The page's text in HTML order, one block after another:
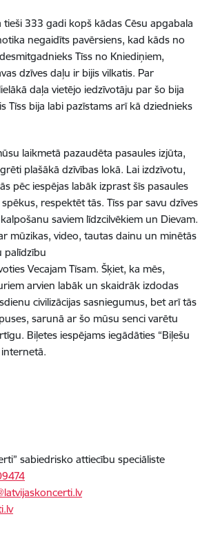
333 gadi kopš kādas Cēsu apgabala
negaidīts pavērsiens, kad kāds no
Tīss no Kniediņiem,
dzīves daļu ir bijis vilkatis. Par
daļa vietējo iedzīvotāju par šo bija
Tīss bija labi pazīstams arī kā dziednieks
laikmetā pazaudēta pasaules izjūta,
plašākā dzīvības lokā. Lai izdzīvotu,
pēc iespējas labāk izprast šīs pasaules
respektēt tās. Tīss par savu dzīves
saviem līdzcilvēkiem un Dievam.
mūzikas, video, tautas dainu un minētās
palīdzību
Vecajam Tīsam. Šķiet, ka mēs,
arvien labāk un skaidrāk izdodas
civilizācijas sasniegumus, bet arī tās
sarunā ar šo mūsu senci varētu
Biļetes iespējams iegādāties “Biļešu
sabiedrisko attiecību speciāliste